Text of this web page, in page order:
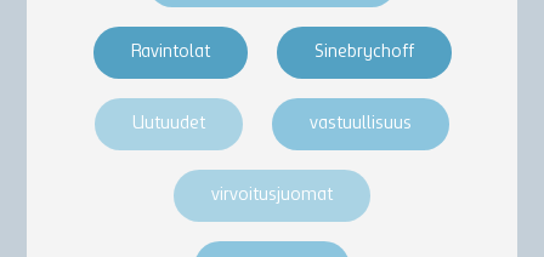
Ravintolat Sinebrychoff
Uutuudet vastuullisuus
virvoitusjuomat